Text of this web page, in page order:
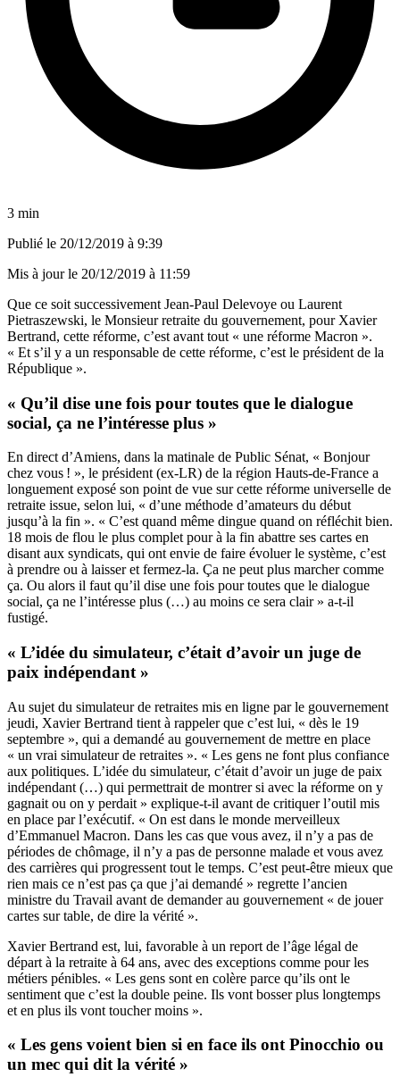
3 min
Publié le 20/12/2019 à 9:39
Mis à jour le 20/12/2019 à 11:59
Que ce soit successivement Jean-Paul Delevoye ou Laurent
Pietraszewski, le Monsieur retraite du gouvernement, pour Xavier
Bertrand, cette réforme, c’est avant tout « une réforme Macron ».
« Et s’il y a un responsable de cette réforme, c’est le président de la
République ».
« Qu’il dise une fois pour toutes que le dialogue
social, ça ne l’intéresse plus »
En direct d’Amiens, dans la matinale de Public Sénat, « Bonjour
chez vous ! », le président (ex-LR) de la région Hauts-de-France a
longuement exposé son point de vue sur cette réforme universelle de
retraite issue, selon lui, « d’une méthode d’amateurs du début
jusqu’à la fin ». « C’est quand même dingue quand on réfléchit bien.
18 mois de flou le plus complet pour à la fin abattre ses cartes en
disant aux syndicats, qui ont envie de faire évoluer le système, c’est
à prendre ou à laisser et fermez-la. Ça ne peut plus marcher comme
ça. Ou alors il faut qu’il dise une fois pour toutes que le dialogue
social, ça ne l’intéresse plus (…) au moins ce sera clair » a-t-il
fustigé.
« L’idée du simulateur, c’était d’avoir un juge de
paix indépendant »
Au sujet du simulateur de retraites mis en ligne par le gouvernement
jeudi, Xavier Bertrand tient à rappeler que c’est lui, « dès le 19
septembre », qui a demandé au gouvernement de mettre en place
« un vrai simulateur de retraites ». « Les gens ne font plus confiance
aux politiques. L’idée du simulateur, c’était d’avoir un juge de paix
indépendant (…) qui permettrait de montrer si avec la réforme on y
gagnait ou on y perdait » explique-t-il avant de critiquer l’outil mis
en place par l’exécutif. « On est dans le monde merveilleux
d’Emmanuel Macron. Dans les cas que vous avez, il n’y a pas de
périodes de chômage, il n’y a pas de personne malade et vous avez
des carrières qui progressent tout le temps. C’est peut-être mieux que
rien mais ce n’est pas ça que j’ai demandé » regrette l’ancien
ministre du Travail avant de demander au gouvernement « de jouer
cartes sur table, de dire la vérité ».
Xavier Bertrand est, lui, favorable à un report de l’âge légal de
départ à la retraite à 64 ans, avec des exceptions comme pour les
métiers pénibles. « Les gens sont en colère parce qu’ils ont le
sentiment que c’est la double peine. Ils vont bosser plus longtemps
et en plus ils vont toucher moins ».
« Les gens voient bien si en face ils ont Pinocchio ou
un mec qui dit la vérité »